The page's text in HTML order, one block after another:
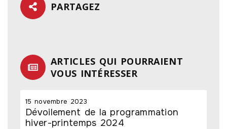
PARTAGEZ
ARTICLES QUI POURRAIENT
VOUS INTÉRESSER
15 novembre 2023
Dévoilement de la programmation
hiver-printemps 2024